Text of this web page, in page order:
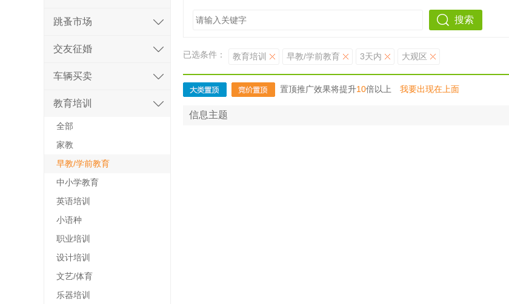
搜索
已选条件： 教育培训 早教/学前教育 3天内 大观区
置顶推广效果将提升10倍以上 我要出现在上面
信息主题
跳蚤市场
交友征婚
车辆买卖
教育培训
全部
家教
早教/学前教育
中小学教育
英语培训
小语种
职业培训
设计培训
文艺/体育
乐器培训